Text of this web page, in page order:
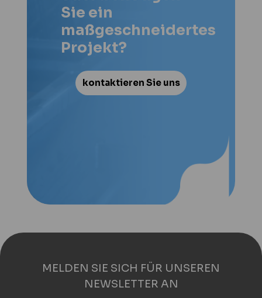
Sie ein
maßgeschneidertes
Projekt?
kontaktieren Sie uns
MELDEN SIE SICH FÜR UNSEREN
NEWSLETTER AN